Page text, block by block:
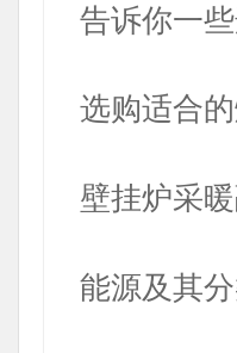
告诉你一
选购适合
壁挂炉采
能源及其